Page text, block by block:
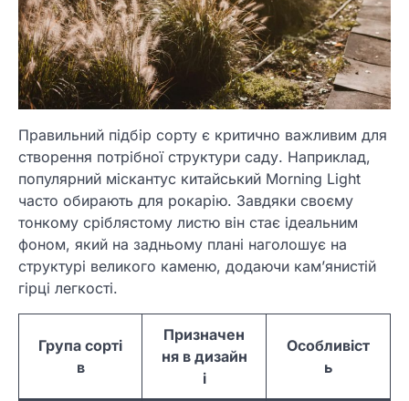
Правильний підбір сорту є критично важливим для
створення потрібної структури саду. Наприклад,
популярний міскантус китайський Morning Light
часто обирають для рокарію. Завдяки своєму
тонкому сріблястому листю він стає ідеальним
фоном, який на задньому плані наголошує на
структурі великого каменю, додаючи кам’янистій
гірці легкості.
Група сорті
в
Призначен
ня в дизайн
і
Особливіст
ь